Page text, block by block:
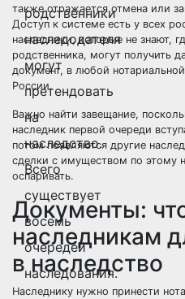
родственники
наследодателя
могут
претендовать
на
наследство.
Всего
существует
восемь
очередей
наследования.
также отражается отмена или
Доступ к системе есть у всех
наследники, которые не знают,
родственника, могут получить
документ, в любой
России.
Важно найти завещание,
наследник первой очереди
потом появляются другие
сделки с имуществом по этому
оспаривать.
Документы:
наследникам
в наследство
Наследнику нужно принести